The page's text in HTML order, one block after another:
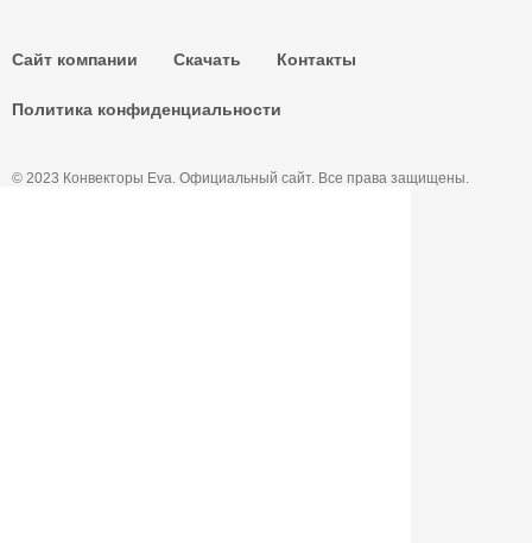
Сайт компании Скачать Контакты
Политика конфиденциальности
© 2023 Конвекторы Eva. Официальный сайт. Все права защищены.